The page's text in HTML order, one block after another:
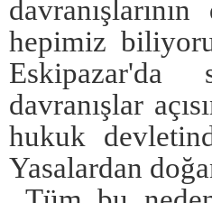
hepimiz
Eskipazar'da
davranışlar
hukuk
Yasalardan